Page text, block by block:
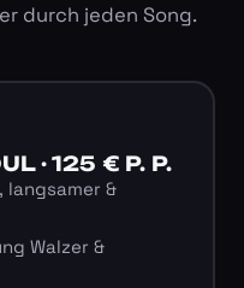
durch jeden Song.
· 125 € P. P.
&
Walzer &